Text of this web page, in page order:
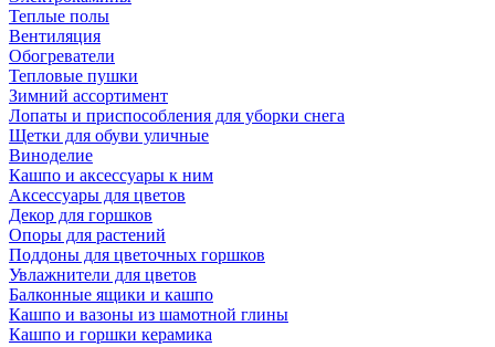
Теплые полы
Вентиляция
Обогреватели
Тепловые пушки
Зимний ассортимент
Лопаты и приспособления для уборки снега
Щетки для обуви уличные
Виноделие
Кашпо и аксессуары к ним
Аксессуары для цветов
Декор для горшков
Опоры для растений
Поддоны для цветочных горшков
Увлажнители для цветов
Балконные ящики и кашпо
Кашпо и вазоны из шамотной глины
Кашпо и горшки керамика